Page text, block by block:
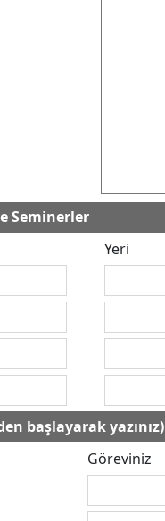
Seminerler
Yeri
başlayarak yazınız)
Göreviniz